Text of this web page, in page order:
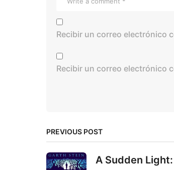
Recibir un correo electrónico
Recibir un correo electrónico
PREVIOUS POST
A Sudden